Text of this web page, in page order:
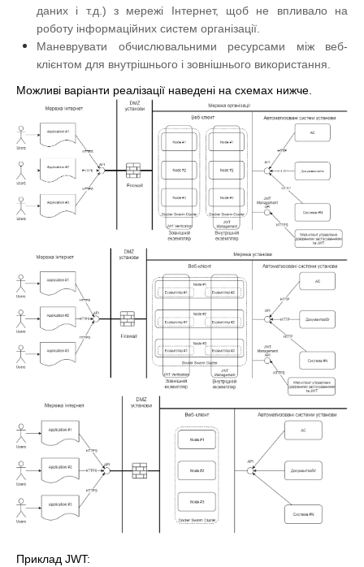
даних і т.д.) з мережі Інтернет, щоб не впливало на
роботу інформаційних систем організації.
Маневрувати обчислювальними ресурсами між веб-
клієнтом для внутрішнього і зовнішнього використання.
Можливі варіанти реалізації наведені на схемах нижче.
Приклад JWT: